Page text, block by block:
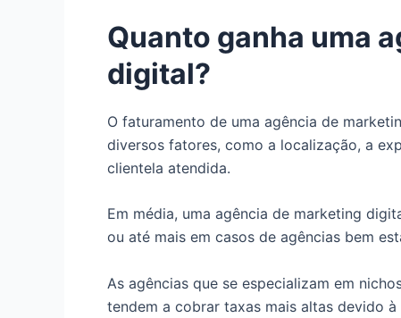
Quanto ganha uma
digital?
O faturamento de uma agência de
diversos fatores, como a localização, a
clientela atendida.
Em média, uma agência de marketing
ou até mais em casos de agências bem
As agências que se especializam em
tendem a cobrar taxas mais altas devido à